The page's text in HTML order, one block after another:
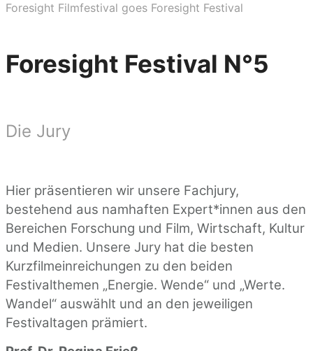
Foresight Filmfestival goes Foresight Festival
Foresight Festival N°5
Die Jury
Hier präsentieren wir unsere Fachjury,
bestehend aus namhaften Expert*innen aus den
Bereichen Forschung und Film, Wirtschaft, Kultur
und Medien. Unsere Jury hat die besten
Kurzfilmeinreichungen zu den beiden
Festivalthemen „Energie. Wende“ und „Werte.
Wandel“ auswählt und an den jeweiligen
Festivaltagen prämiert.